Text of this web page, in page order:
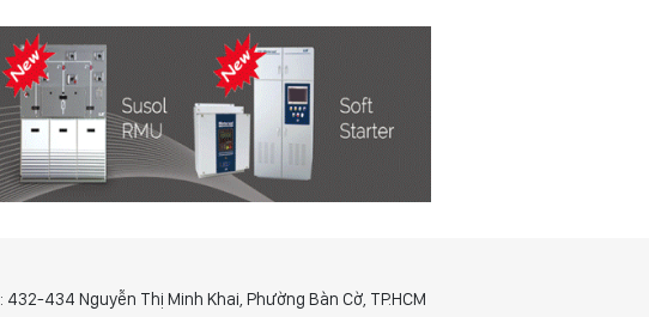
: 432-434 Nguyễn Thị Minh Khai, Phường Bàn Cờ, TP.HCM